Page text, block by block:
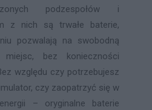
podzespołów i
z nich są trwałe baterie,
pozwalają na swobodną
bez konieczności
względu czy potrzebujesz
czy zaopatrzyć się w
– oryginalne baterie